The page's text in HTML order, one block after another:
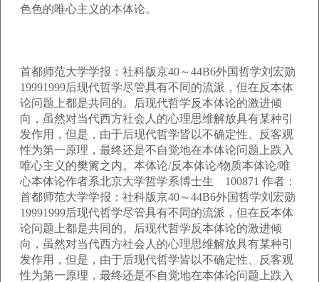
色色的唯心主义的本体论。
首都师范大学学报：社科版京40～44B6外国哲学刘宏勋
19991999后现代哲学尽管具有不同的流派，但在反本体
论问题上都是共同的。后现代哲学反本体论的激进倾
向，虽然对当代西方社会人的心理思维解放具有某种引
发作用，但是，由于后现代哲学皆以不确定性、反客观
性为第一原理，最终还是不自觉地在本体论问题上跌入
唯心主义的樊篱之内。本体论/反本体论/物质本体论/唯
心本体论作者系北京大学哲学系博士生 100871 作者：
首都师范大学学报：社科版京40～44B6外国哲学刘宏勋
19991999后现代哲学尽管具有不同的流派，但在反本体
论问题上都是共同的。后现代哲学反本体论的激进倾
向，虽然对当代西方社会人的心理思维解放具有某种引
发作用，但是，由于后现代哲学皆以不确定性、反客观
性为第一原理，最终还是不自觉地在本体论问题上跌入